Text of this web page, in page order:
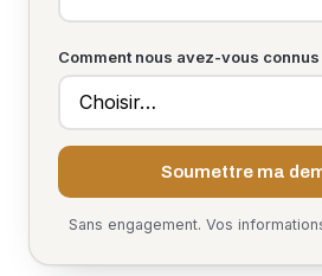
Comment nous avez-vous connus
Soumettre ma
Sans engagement. Vos